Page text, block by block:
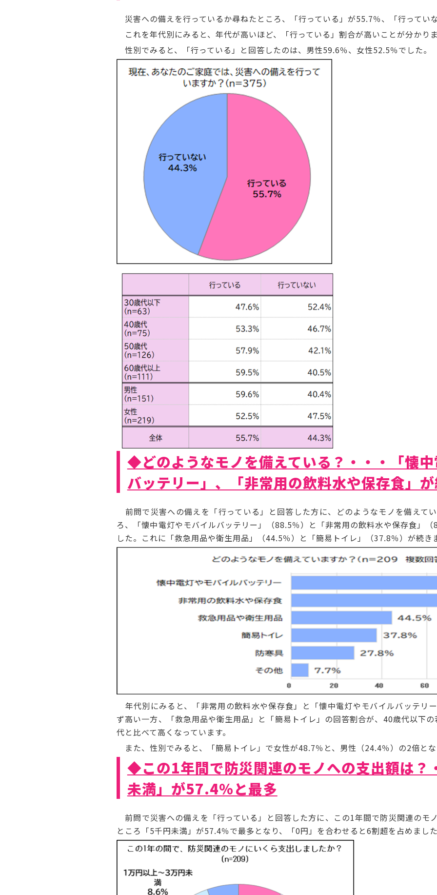
災害への備えを行っているか尋ねたところ、「行っている」が55.7％、「行ってい
これを年代別にみると、年代が高いほど、「行っている」割合が高いことが分かり
性別でみると、「行っている」と回答したのは、男性59.6％、女性52.5％でした。
◆どのようなモノを備えている？・・・「懐
バッテリー」、「非常用の飲料水や保存食」
前問で災害への備えを「行っている」と回答した方に、どのようなモノを備えて
ろ、「懐中電灯やモバイルバッテリー」（88.5％）と「非常用の飲料水や保存食」
した。これに「救急用品や衛生用品」（44.5％）と「簡易トイレ」（37.8％）が続き
年代別にみると、「非常用の飲料水や保存食」と「懐中電灯やモバイルバッテリ
ず高い一方、「救急用品や衛生用品」と「簡易トイレ」の回答割合が、40歳代以下
代と比べて高くなっています。
また、性別でみると、「簡易トイレ」で女性が48.7％と、男性（24.4％）の2倍と
◆この1年間で防災関連のモノへの支出額は？
未満」が57.4％と最多
前問で災害への備えを「行っている」と回答した方に、この1年間で防災関連のモ
ところ「5千円未満」が57.4％で最多となり、「0円」を合わせると6割超を占めまし